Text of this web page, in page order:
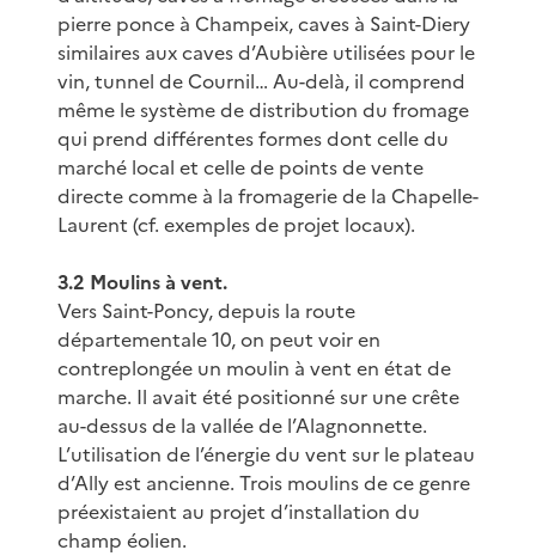
pierre ponce à Champeix, caves à Saint-Diery
similaires aux caves d’Aubière utilisées pour le
vin, tunnel de Cournil… Au-delà, il comprend
même le système de distribution du fromage
qui prend différentes formes dont celle du
marché local et celle de points de vente
directe comme à la fromagerie de la Chapelle-
Laurent (cf. exemples de projet locaux).
3.2 Moulins à vent.
Vers Saint-Poncy, depuis la route
départementale 10, on peut voir en
contreplongée un moulin à vent en état de
marche. Il avait été positionné sur une crête
au-dessus de la vallée de l’Alagnonnette.
L’utilisation de l’énergie du vent sur le plateau
d’Ally est ancienne. Trois moulins de ce genre
préexistaient au projet d’installation du
champ éolien.